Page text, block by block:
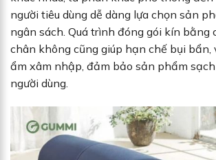
người tiêu dùng dễ dàng lựa chọn sản
ngân sách. Quá trình đóng gói kín bằng
chân không cũng giúp hạn chế bụi bẩn,
ẩm xâm nhập, đảm bảo sản phẩm
người dùng.